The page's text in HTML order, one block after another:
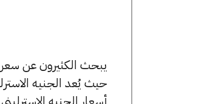
حيث يُعد الجنيه